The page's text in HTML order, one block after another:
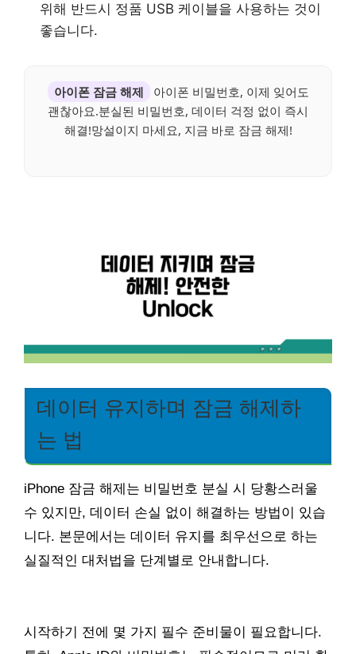
위해 반드시 정품 USB 케이블을 사용하는 것이
좋습니다.
아이폰 잠금 해제
아이폰 비밀번호, 이제 잊어도
괜찮아요.분실된 비밀번호, 데이터 걱정 없이 즉시
해결!망설이지 마세요, 지금 바로 잠금 해제!
데이터 유지하며 잠금 해제하
는 법
iPhone 잠금 해제는 비밀번호 분실 시 당황스러울
수 있지만, 데이터 손실 없이 해결하는 방법이 있습
니다. 본문에서는 데이터 유지를 최우선으로 하는
실질적인 대처법을 단계별로 안내합니다.
시작하기 전에 몇 가지 필수 준비물이 필요합니다.